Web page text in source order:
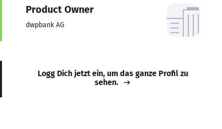
Product Owner
dwpbank AG
Logg Dich jetzt ein, um das ganze Profil zu
sehen.